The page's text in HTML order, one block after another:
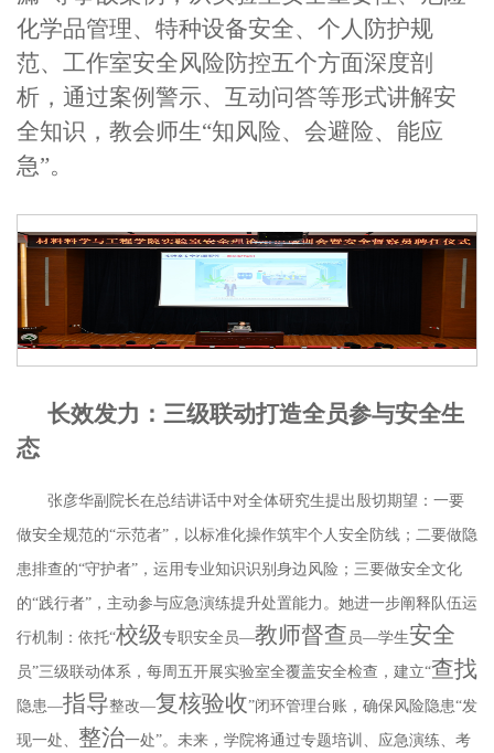
化学品管理、特种设备安全、个人防护规
范、 工作室安全风险防控五个方面深度剖
析，通过案例警示、互动问答等形式讲解安
全知识，教会师生“知风险、会避险、能应
急”。
长效发力：三级联动打造全员参与安全生
态
张彦华副院长在总结讲话中对全体研究生提出殷切期望：一要
做安全规范的“示范者”，以标准化操作筑牢个人安全防线；二要做隐
患排查的“守护者”，运用专业知识识别身边风险；三要做安全文化
的“践行者”，主动参与应急演练提升处置能力。她进一步阐释队伍运
行机制：依托“校级专职安全员—教师督查 员—学生安全
员”三级联动体系，每周五开展实验室全覆盖安全检查，建立“查找
隐患—指导整改—复核验收”闭环管理台账，确保 风险隐患“发
现一处、 整治一处”。未来，学院将通过专题培训、应急演练、考